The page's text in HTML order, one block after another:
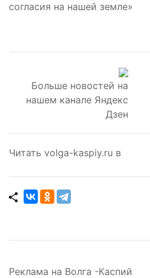
согласия на нашей земле»
Больше новостей на
нашем канале Яндекс
Дзен
Читать volga-kaspiy.ru в
Реклама на Волга -Каспий